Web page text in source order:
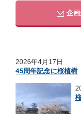
企
2026年4月17日
45周年記念に桜植樹